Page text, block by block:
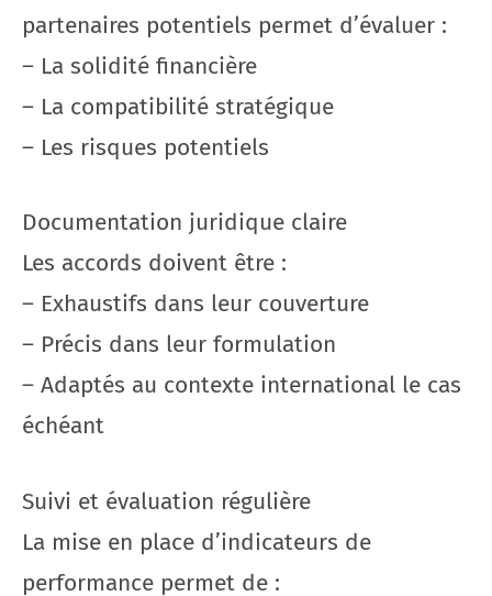
partenaires potentiels permet d’évaluer :
– La solidité financière
– La compatibilité stratégique
– Les risques potentiels
Documentation juridique claire
Les accords doivent être :
– Exhaustifs dans leur couverture
– Précis dans leur formulation
– Adaptés au contexte international le cas
échéant
Suivi et évaluation régulière
La mise en place d’indicateurs de
performance permet de :